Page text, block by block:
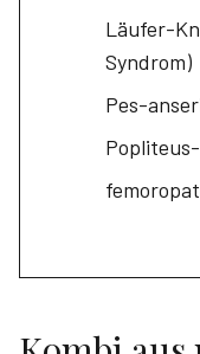
Läufer-
Syndrom)
Pes-